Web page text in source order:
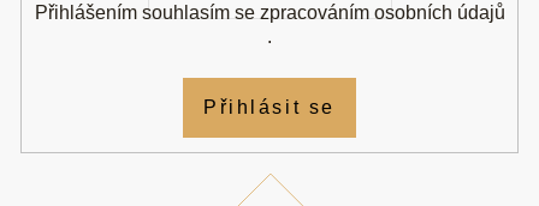
Přihlášením souhlasím se zpracováním osobních údajů
.
Přihlásit se